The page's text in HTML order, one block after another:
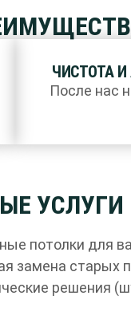
ЧИСТОТА И
После нас
УСЛУГИ
потолки для
замена старых
решения